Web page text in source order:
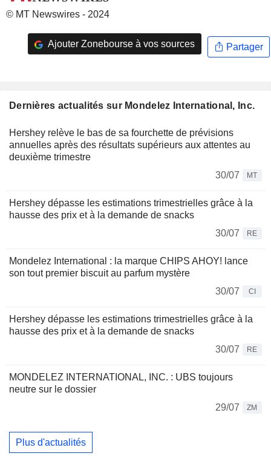
© MT Newswires - 2024
Ajouter Zonebourse à vos sources Partager
Dernières actualités sur Mondelez International, Inc.
Hershey relève le bas de sa fourchette de prévisions
annuelles après des résultats supérieurs aux attentes au
deuxième trimestre
30/07
MT
Hershey dépasse les estimations trimestrielles grâce à la
hausse des prix et à la demande de snacks
30/07
RE
Mondelez International : la marque CHIPS AHOY! lance
son tout premier biscuit au parfum mystère
30/07
CI
Hershey dépasse les estimations trimestrielles grâce à la
hausse des prix et à la demande de snacks
30/07
RE
MONDELEZ INTERNATIONAL, INC. : UBS toujours
neutre sur le dossier
29/07
ZM
Plus d'actualités